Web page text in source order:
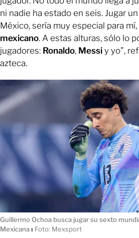
ni nadie ha estado en seis. Jugar
México, sería muy especial para mí,
mexicano. A estas alturas, sólo lo
jugadores: Ronaldo, Messi y yo”,
azteca.
Guillermo Ochoa busca jugar su sexto
Mexicanaı Foto: Mexsport